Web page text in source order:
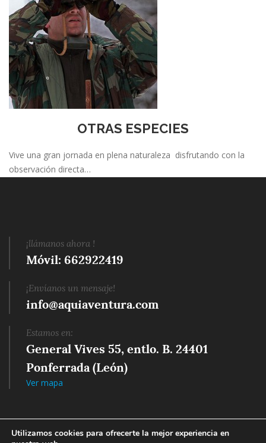
OTRAS ESPECIES
Vive una gran jornada en plena naturaleza disfrutando con la
observación directa…
¡llámanos ahora !
Móvil: 662922419
¡Envíanos un mensaje!
info@aquiaventura.com
Estamos en:
General Vives 55, entlo. B. 24401
Ponferrada (León)
Ver mapa
Utilizamos cookies para ofrecerte la mejor experiencia en